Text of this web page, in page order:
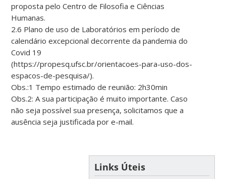
proposta pelo Centro de Filosofia e Ciências
Humanas.
2.6 Plano de uso de Laboratórios em período de
calendário excepcional decorrente da pandemia do
Covid 19
(https://propesq.ufsc.br/orientacoes-para-uso-dos-
espacos-de-pesquisa/).
Obs.:1 Tempo estimado de reunião: 2h30min
Obs.2: A sua participação é muito importante. Caso
não seja possível sua presença, solicitamos que a
ausência seja justificada por e-mail.
Links Úteis